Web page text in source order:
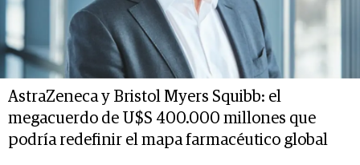
AstraZeneca y Bristol Myers Squibb: el
megacuerdo de U$S 400.000 millones que
podría redefinir el mapa farmacéutico global